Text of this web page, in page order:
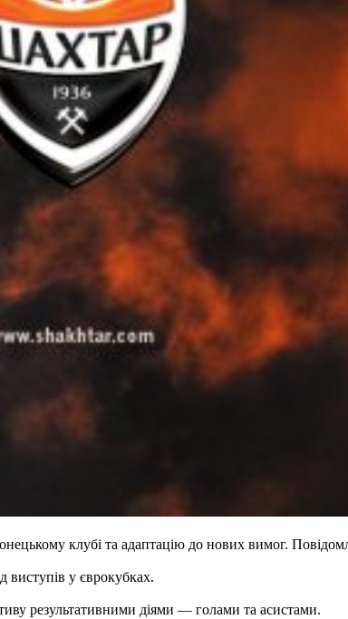
клубі та адаптацію до нових вимог.
виступів у єврокубках.
результативними діями — голами та асистами.